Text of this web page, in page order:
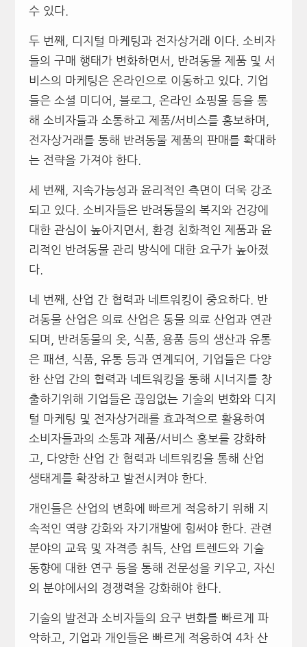
수 있다.
두 번째, 디지털 마케팅과 전자상거래 이다. 소비자
들의 구매 행태가 변화하면서, 반려동물 제품 및 서
비스의 마케팅은 온라인으로 이동하고 있다. 기업
들은 소셜 미디어, 블로그, 온라인 쇼핑몰 등을 통
해 소비자들과 소통하고 제품/서비스를 홍보하며,
전자상거래를 통해 반려동물 제품의 판매를 확대하
는 전략을 가져야 한다.
세 번째, 지속가능성과 윤리적인 측면이 더욱 강조
되고 있다. 소비자들은 반려동물의 복지와 건강에
대한 관심이 높아지면서, 환경 친화적인 제품과 윤
리적인 반려동물 관리 방식에 대한 요구가 높아졌
다.
네 번째, 산업 간 협력과 네트워킹이 중요하다. 반
려동물 산업은 의료 산업은 동물 의료 산업과 연관
되며, 반려동물의 옷, 식품, 용품 등의 생산과 유통
은 패션, 식품, 유통 등과 연계되어, 기업들은 다양
한 산업 간의 협력과 네트워킹을 통해 시너지를 창
출하기위해 기업들은 끊임없는 기술의 변화와 디지
털 마케팅 및 전자상거래를 효과적으로 활용하여
소비자들과의 소통과 제품/서비스 홍보를 강화하
고, 다양한 산업 간 협력과 네트워킹을 통해 산업
생태계를 확장하고 발전시켜야 한다.
개인들은 산업의 변화에 빠르게 적응하기 위해 지
속적인 역량 강화와 자기개발에 힘써야 한다. 관련
분야의 교육 및 자격증 취득, 산업 트렌드와 기술
동향에 대한 연구 등을 통해 전문성을 키우고, 자신
의 분야에서의 경쟁력을 강화해야 한다.
기술의 발전과 소비자들의 요구 변화를 빠르게 파
악하고, 기업과 개인들은 빠르게 적응하여 4차 산